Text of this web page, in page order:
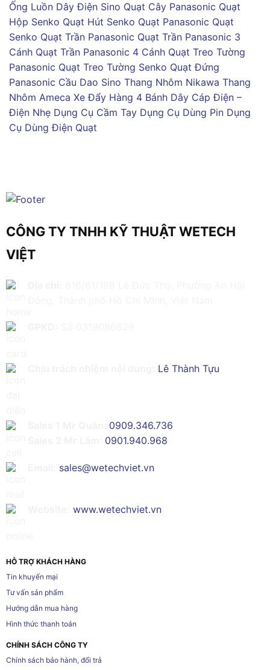
Ống Luồn Dây Điện Sino Quạt Cây Panasonic Quạt
Hộp Senko Quạt Hút Senko Quạt Panasonic Quạt
Senko Quạt Trần Panasonic Quạt Trần Panasonic 3
Cánh Quạt Trần Panasonic 4 Cánh Quạt Treo Tường
Panasonic Quạt Treo Tường Senko Quạt Đứng
Panasonic Cầu Dao Sino Thang Nhôm Nikawa Thang
Nhôm Ameca Xe Đẩy Hàng 4 Bánh Dây Cáp Điện –
Điện Nhẹ Dụng Cụ Cầm Tay Dụng Cụ Dùng Pin Dụng
Cụ Dùng Điện Quạt
CÔNG TY TNHH KỸ THUẬT WETECH
VIỆT
Lê Thành Tựu
0909.346.736
0901.940.968
sales@wetechviet.vn
www.wetechviet.vn
HỖ TRỢ KHÁCH HÀNG
Tin khuyến mại
Tư vấn sản phẩm
Hướng dẫn mua hàng
Hình thức thanh toán
CHÍNH SÁCH CÔNG TY
Chính sách bảo hành, đổi trả